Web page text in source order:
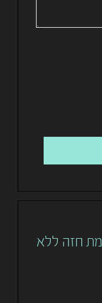
חזה ללא